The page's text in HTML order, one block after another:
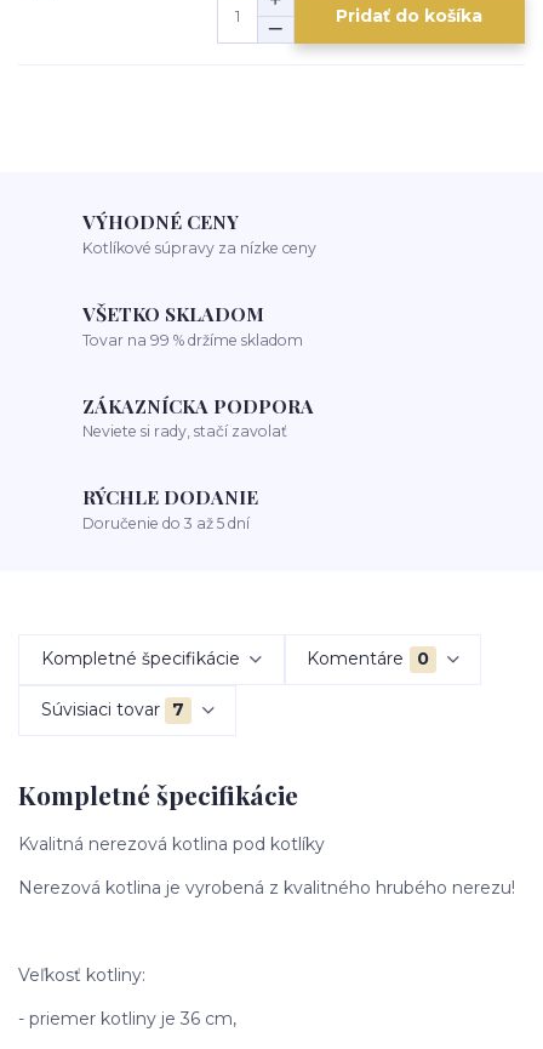
Pridať do košíka
VÝHODNÉ CENY
Kotlíkové súpravy za nízke ceny
VŠETKO SKLADOM
Tovar na 99 % držíme skladom
ZÁKAZNÍCKA PODPORA
Neviete si rady, stačí zavolať
RÝCHLE DODANIE
Doručenie do 3 až 5 dní
Kompletné špecifikácie Komentáre 0
Súvisiaci tovar 7
Kompletné špecifikácie
Kvalitná nerezová kotlina pod kotlíky
Nerezová kotlina je vyrobená z kvalitného hrubého nerezu!
Veľkosť kotliny:
- priemer kotliny je 36 cm,